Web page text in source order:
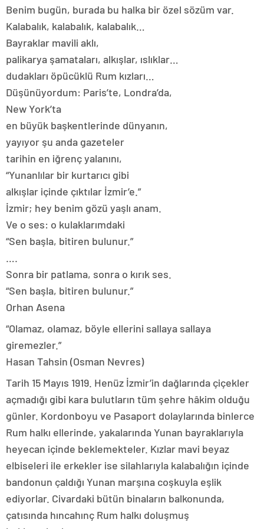
Benim bugün, burada bu halka bir özel sözüm var.
Kalabalık, kalabalık, kalabalık…
Bayraklar mavili aklı,
palikarya şamataları, alkışlar, ıslıklar…
dudakları öpücüklü Rum kızları…
Düşünüyordum: Paris’te, Londra’da,
New York’ta
en büyük başkentlerinde dünyanın,
yayıyor şu anda gazeteler
tarihin en iğrenç yalanını,
“Yunanlılar bir kurtarıcı gibi
alkışlar içinde çıktılar İzmir’e.”
İzmir; hey benim gözü yaşlı anam.
Ve o ses: o kulaklarımdaki
“Sen başla, bitiren bulunur.”
Sonra bir patlama, sonra o kırık ses.
“Sen başla, bitiren bulunur.”
Orhan Asena
“Olamaz, olamaz, böyle ellerini sallaya sallaya
giremezler.”
Hasan Tahsin (Osman Nevres)
Tarih 15 Mayıs 1919. Henüz İzmir’in dağlarında çiçekler
açmadığı gibi kara bulutların tüm şehre hâkim olduğu
günler. Kordonboyu ve Pasaport dolaylarında binlerce
Rum halkı ellerinde, yakalarında Yunan bayraklarıyla
heyecan içinde beklemekteler. Kızlar mavi beyaz
elbiseleri ile erkekler ise silahlarıyla kalabalığın içinde
bandonun çaldığı Yunan marşına coşkuyla eşlik
ediyorlar. Civardaki bütün binaların balkonunda,
çatısında hıncahınç Rum halkı doluşmuş